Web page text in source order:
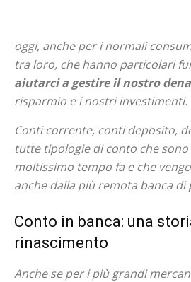
oggi, anche per i normali
tra loro, che hanno particolari
aiutarci a gestire il nostro
risparmio e i nostri investimenti.
Conti corrente, conti deposito,
tutte tipologie di conto che
moltissimo tempo fa e che
anche dalla più remota banca di
Conto in banca: una
rinascimento
Anche se per i più grandi